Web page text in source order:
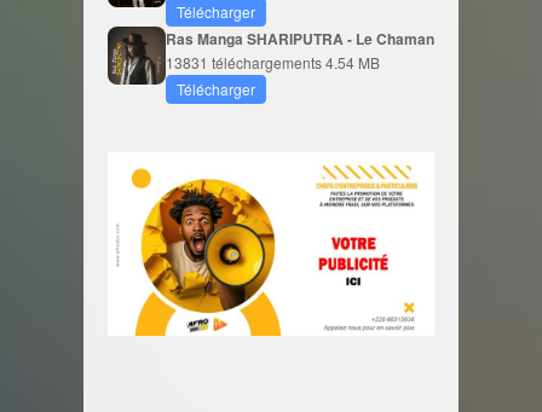
Télécharger
Ras Manga SHARIPUTRA - Le Chaman
13831 téléchargements4.54 MB
Télécharger